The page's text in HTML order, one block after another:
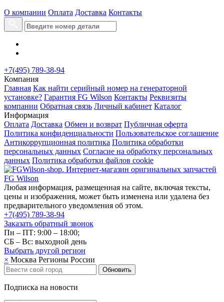
О компании Оплата Доставка Контакты
+7(495) 789-38-94
Компания
Главная Как найти серийный номер на генераторной
установке? Гарантия FG Wilson Контакты Реквизиты
компании Обратная связь Личный кабинет Каталог
Информация
Оплата Доставка Обмен и возврат Публичная оферта
Политика конфиденциальности Пользовательское соглашение
Антикоррупционная политика Политика обработки
персональных данных Согласие на обработку персональных
данных Политика обработки файлов cookie
Любая информация, размещенная на сайте, включая тексты,
цены и изображения, может быть изменена или удалена без
предварительного уведомления об этом.
+7(495) 789-38-94
Заказать обратный звонок
Пн – ПТ: 9:00 – 18:00;
СБ – Вс: выходной день
Выбрать другой регион
× Москва Регионы России
Обновить
Подписка на новости